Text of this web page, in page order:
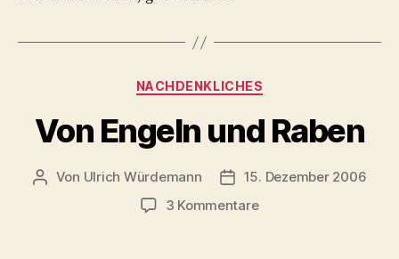
Kategorien
NACHDENKLICHES
Von Engeln und Raben
Beitragsautor
Von Ulrich Würdemann Beitragsdatum
15. Dezember 2006
3 Kommentarezu